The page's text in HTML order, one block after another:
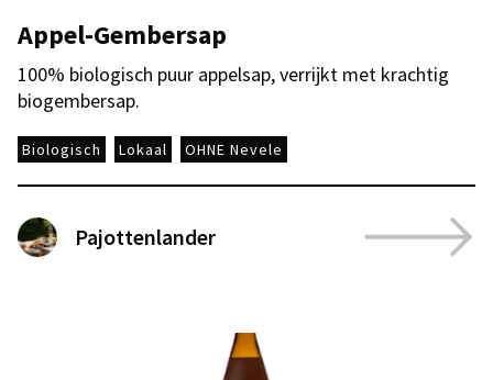
Appel-Gembersap
100% biologisch puur appelsap, verrijkt met krachtig
biogembersap.
Biologisch Lokaal OHNE Nevele
Pajottenlander